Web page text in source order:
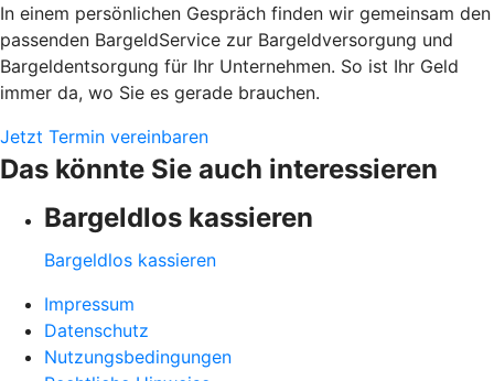
In einem persönlichen Gespräch finden wir gemeinsam den
passenden BargeldService zur Bargeldversorgung und
Bargeldentsorgung für Ihr Unternehmen. So ist Ihr Geld
immer da, wo Sie es gerade brauchen.
Jetzt Termin vereinbaren
Das könnte Sie auch interessieren
Bargeldlos kassieren
Bargeldlos kassieren
Impressum
Datenschutz
Nutzungsbedingungen